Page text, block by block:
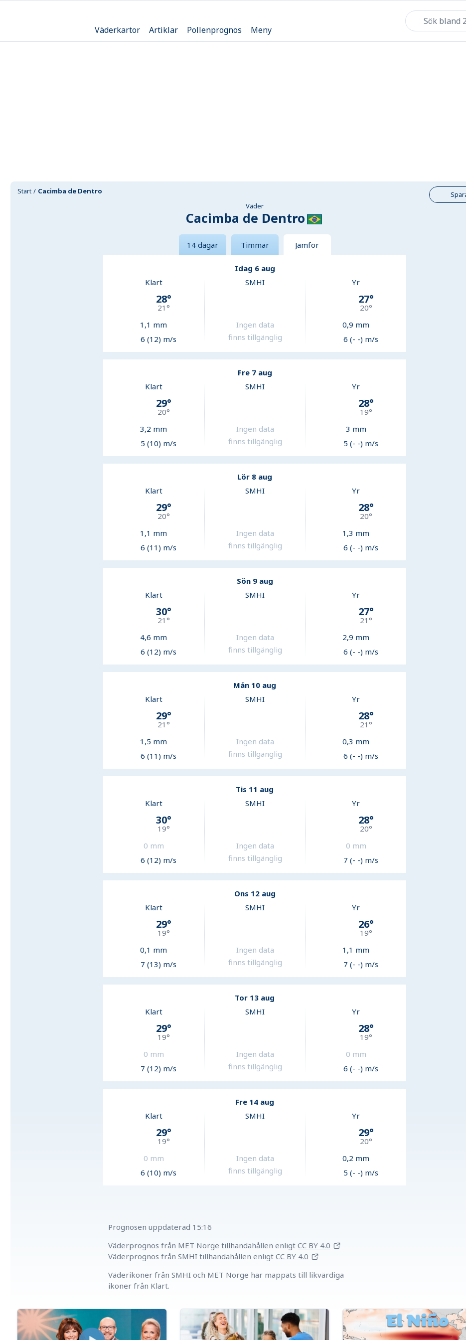
Väderkartor Artiklar Pollenprognos Meny
Start Cacimba de Dentro
Väder
Cacimba de Dentro
14 dagar Timmar Jämför
Idag 6 aug
Klart
28°
21 °
1,1 mm
6 (12) m/s
SMHI
Ingen data
finns tillgänglig
Yr
27°
20°
0,9 mm
6 (- -) m/s
Fre 7 aug
Klart
29°
20°
3,2 mm
5 (10) m/s
SMHI
Ingen data
finns tillgänglig
Yr
28°
19°
3 mm
5 (- -) m/s
Lör 8 aug
Klart
29°
20°
1,1 mm
6 (11) m/s
SMHI
Ingen data
finns tillgänglig
Yr
28°
20°
1,3 mm
6 (- -) m/s
Sön 9 aug
Klart
30°
21 °
4,6 mm
6 (12) m/s
SMHI
Ingen data
finns tillgänglig
Yr
27°
21 °
2,9 mm
6 (- -) m/s
Mån 10 aug
Klart
29°
21 °
1,5 mm
6 (11) m/s
SMHI
Ingen data
finns tillgänglig
Yr
28°
21 °
0,3 mm
6 (- -) m/s
Tis 11 aug
Klart
30°
19°
0 mm
6 (12) m/s
SMHI
Ingen data
finns tillgänglig
Yr
28°
20°
0 mm
7 (- -) m/s
Ons 12 aug
Klart
29°
19°
0,1 mm
7 (13) m/s
SMHI
Ingen data
finns tillgänglig
Yr
26°
19°
1,1 mm
7 (- -) m/s
Tor 13 aug
Klart
29°
19°
0 mm
7 (12) m/s
SMHI
Ingen data
finns tillgänglig
Yr
28°
19°
0 mm
6 (- -) m/s
Fre 14 aug
Klart
29°
19°
0 mm
6 (10) m/s
SMHI
Ingen data
finns tillgänglig
Yr
29°
20°
0,2 mm
5 (- -) m/s
Prognosen uppdaterad 15:16
Väderprognos från MET Norge tillhandahållen enligt CC BY 4.0
Väderprognos från SMHI tillhandahållen enligt CC BY 4.0
Väderikoner från SMHI och MET Norge har mappats till likvärdiga
ikoner från Klart.